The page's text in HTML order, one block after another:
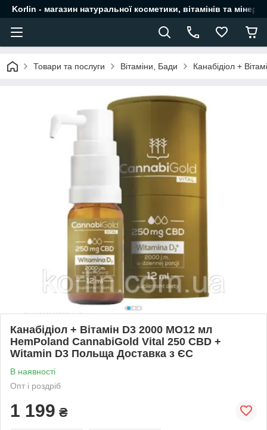
Korlin - магазин натуральної косметики, вітамінів та
Товари та послуги Вітаміни, Бади Канабідіол +
Канабідіол + Вітамін D3 2000 МО12 мл
HemPoland CannabiGold Vital 250 CBD +
Witamin D3 Польща Доставка з ЄС
В наявності
Опт і роздріб
1 199 ₴